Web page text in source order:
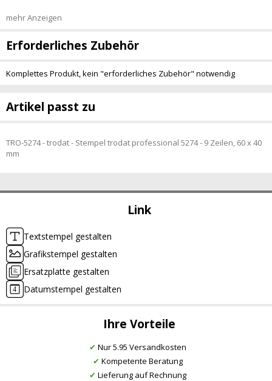
Link
Textstempel gestalten
Grafikstempel gestalten
Ersatzplatte gestalten
Datumstempel gestalten
Ihre Vorteile
✔ Nur 5.95 Versandkosten
✔ Kompetente Beratung
✔ Lieferung auf Rechnung
mehr Anzeigen
Erforderliches Zubehör
Komplettes Produkt, kein "erforderliches Zubehör" notwendig
Artikel passt zu
TRO-5274 - trodat - Stempel trodat professional 5274 - 9 Zeilen, 60 x 40
mm